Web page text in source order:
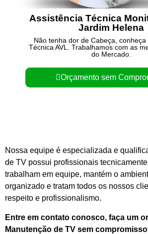
Técnica Monitores Acer
Jardim Helena
tenha dor de Cabeça, conheça a Assistência
AVL. Trabalhamos com as melhores marcas
Orçamento sem Compromisso
Nossa equipe é especializada e
de TV possui profissionais
trabalham em equipe, mantém o
organizado e tratam todos os nossos
respeito e profissionalismo.
Entre em contato conosco, faça um
Manutenção de TV sem